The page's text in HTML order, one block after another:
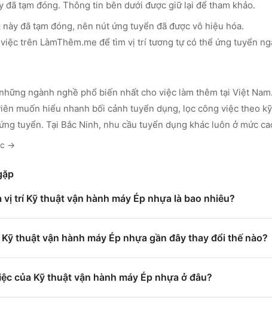
đã tạm đóng. Thông tin bên dưới được giữ lại để tham khảo.
đã tạm đóng, nên nút ứng tuyển đã được vô hiệu hóa.
trên LàmThêm.me để tìm vị trí tương tự có thể ứng tuyển
ngành nghề phổ biến nhất cho việc làm thêm tại Việt
muốn hiểu nhanh bối cảnh tuyển dụng, lọc công việc theo
tuyển. Tại Bắc Ninh, nhu cầu tuyển dụng khác luôn ở mức
→
trí Kỹ thuật vận hành máy Ép nhựa là bao nhiêu?
thuật vận hành máy Ép nhựa gần đây thay đổi thế nào?
của Kỹ thuật vận hành máy Ép nhựa ở đâu?